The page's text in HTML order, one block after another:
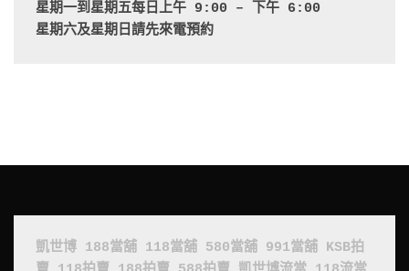
星期一到星期五每日上午 9:00 – 下午 6:00
星期六及星期日請先來電預約
凱世博 188當舖 118當舖 580當舖 991當舖 KSB拍